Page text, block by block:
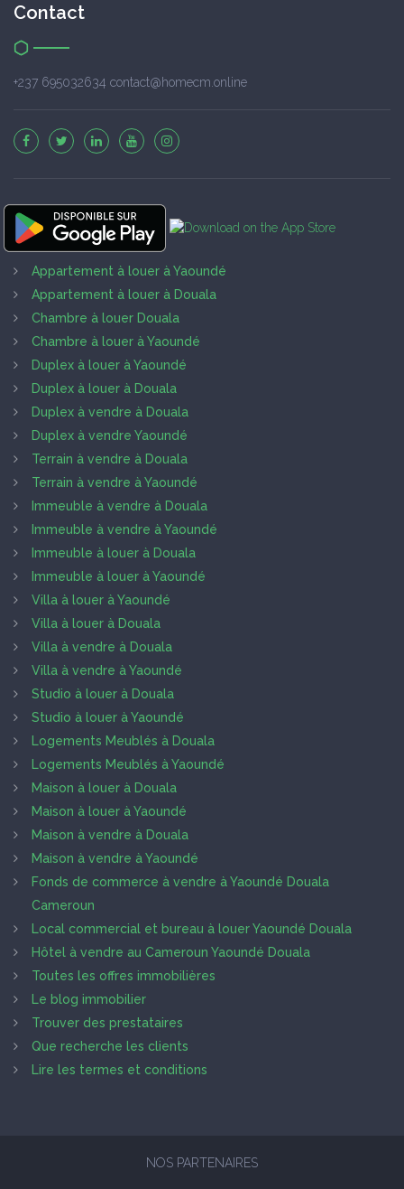
Contact
+237 695032634 contact@homecm.online
Appartement à louer à Yaoundé
Appartement à louer à Douala
Chambre à louer Douala
Chambre à louer à Yaoundé
Duplex à louer à Yaoundé
Duplex à louer à Douala
Duplex à vendre à Douala
Duplex à vendre Yaoundé
Terrain à vendre à Douala
Terrain à vendre à Yaoundé
Immeuble à vendre à Douala
Immeuble à vendre à Yaoundé
Immeuble à louer à Douala
Immeuble à louer à Yaoundé
Villa à louer à Yaoundé
Villa à louer à Douala
Villa à vendre à Douala
Villa à vendre à Yaoundé
Studio à louer à Douala
Studio à louer à Yaoundé
Logements Meublés à Douala
Logements Meublés à Yaoundé
Maison à louer à Douala
Maison à louer à Yaoundé
Maison à vendre à Douala
Maison à vendre à Yaoundé
Fonds de commerce à vendre à Yaoundé Douala
Cameroun
Local commercial et bureau à louer Yaoundé Douala
Hôtel à vendre au Cameroun Yaoundé Douala
Toutes les offres immobilières
Le blog immobilier
Trouver des prestataires
Que recherche les clients
Lire les termes et conditions
NOS PARTENAIRES